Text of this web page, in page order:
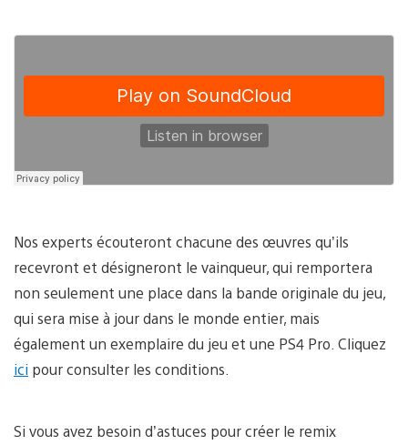
Nos experts écouteront chacune des œuvres qu’ils
recevront et désigneront le vainqueur, qui remportera
non seulement une place dans la bande originale du jeu,
qui sera mise à jour dans le monde entier, mais
également un exemplaire du jeu et une PS4 Pro. Cliquez
ici pour consulter les conditions.
Si vous avez besoin d’astuces pour créer le remix